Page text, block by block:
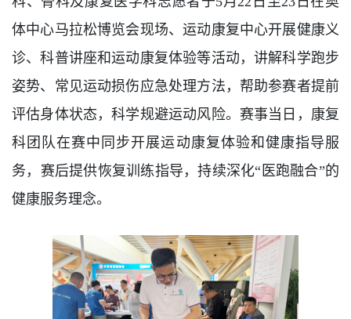
体中心马拉松博览会现场、运动康复中心开展健康义
诊、科普讲座和运动康复体验等活动，讲解科学跑步
姿势、常见运动损伤应急处理方法，帮助参赛者提前
评估身体状态，科学规避运动风险。赛事当日，康复
科团队在赛中同步开展运动康复体验和健康指导服
务，赛后提供恢复训练指导，持续深化“医跑融合”的
健康服务理念。